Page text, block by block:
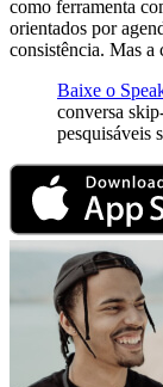
como ferramenta
orientados por
consistência. Mas a
Baixe o
conversa
pesquisáveis